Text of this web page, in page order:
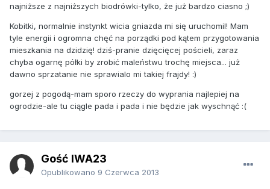
najniższe z najniższych biodrówki-tylko, że już bardzo ciasno ;)
Kobitki, normalnie instynkt wicia gniazda mi się uruchomil! Mam
tyle energii i ogromna chęć na porządki pod kątem przygotowania
mieszkania na dzidzię! dziś-pranie dzięcięcej pościeli, zaraz
chyba ogarnę półki by zrobić maleństwu trochę miejsca... już
dawno sprzatanie nie sprawialo mi takiej frajdy! :)
gorzej z pogodą-mam sporo rzeczy do wyprania najlepiej na
ogrodzie-ale tu ciągle pada i pada i nie będzie jak wyschnąć :(
Gość IWA23
Opublikowano 9 Czerwca 2013